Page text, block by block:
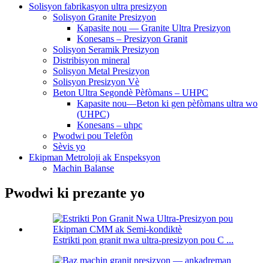
Solisyon fabrikasyon ultra presizyon
Solisyon Granite Presizyon
Kapasite nou — Granite Ultra Presizyon
Konesans – Presizyon Granit
Solisyon Seramik Presizyon
Distribisyon mineral
Solisyon Metal Presizyon
Solisyon Presizyon Vè
Beton Ultra Segondè Pèfòmans – UHPC
Kapasite nou—Beton ki gen pèfòmans ultra wo
(UHPC)
Konesans – uhpc
Pwodwi pou Telefòn
Sèvis yo
Ekipman Metroloji ak Enspeksyon
Machin Balanse
Pwodwi ki prezante yo
Estrikti pon granit nwa ultra-presizyon pou C ...